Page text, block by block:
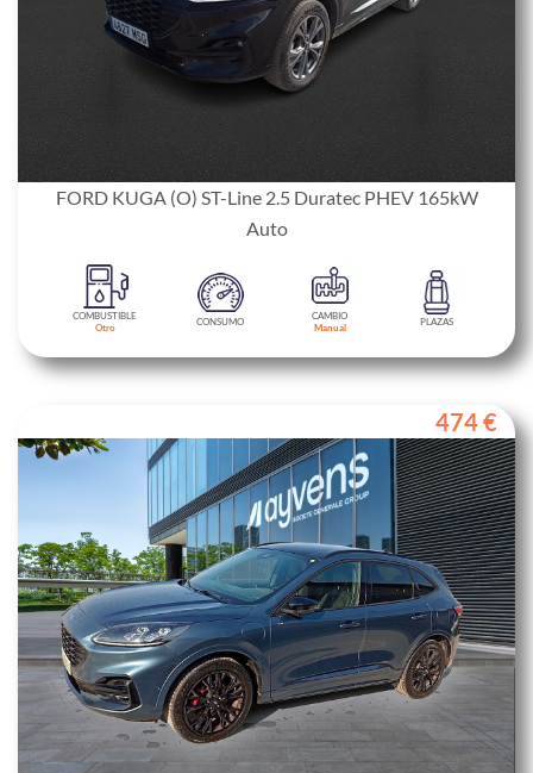
FORD KUGA (O) ST-Line 2.5 Duratec PHEV 165kW
Auto
COMBUSTIBLE
Otro
CONSUMO
CAMBIO
Manual
PLAZAS
474 €